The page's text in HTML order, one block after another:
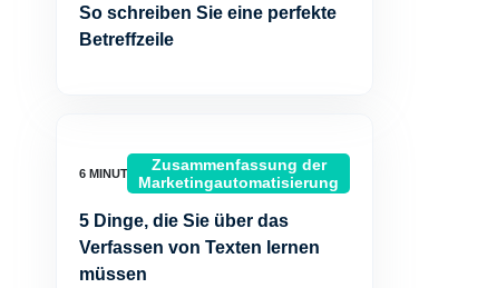
So schreiben Sie eine perfekte
Betreffzeile
Zusammenfassung der
Marketingautomatisierung
5 Dinge, die Sie über das
Verfassen von Texten lernen
müssen